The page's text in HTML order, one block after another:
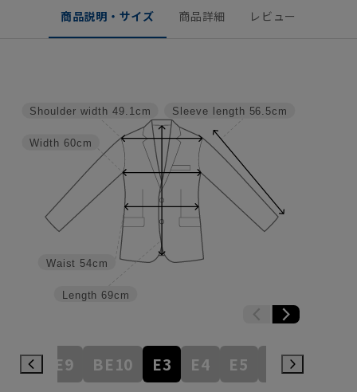
商品説明・サイズ 商品詳細 レビュー
Sleeve length 56.5cm
Length 69cm
Waist 54cm
Width 60cm
Shoulder width 49.1cm
BE9 BE10 E3 E4 E5 E6